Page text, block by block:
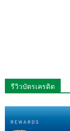
รีวิวบัตรเครดิต